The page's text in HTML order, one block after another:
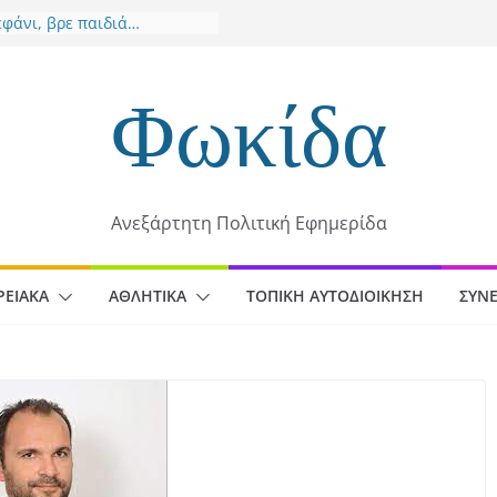
βρε παιδιά…
Κ20: Ασημένιο μετάλλιο
Έβελυν Μητροπούλου στο
Αστικής Ανθεκτικότητας
αναγνωρίζονται
Φωκίδα
Ανεξάρτητη Πολιτική Εφημερίδα
ΑΘΛΗΤΙΚΆ ΤΟΠΙΚΉ ΑΥΤΟΔΙΟΊΚΗΣΗ